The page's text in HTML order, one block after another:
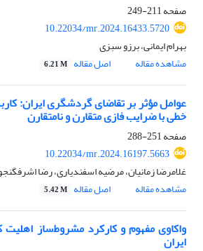
صفحه211-249
10.22034/mr.2024.16433.5720
بهرام ایمانی، برزو سبزی
مشاهده مقاله
اصل مقاله 6.21 M
عوامل مؤثر بر تقاضای گردشگری ایران:
خطی با ضرایب فازی متقارن و نامتقارن
صفحه251-288
10.22034/mr.2024.16197.5663
غلامرضا زمانیان، مرضیه اسفندیاری، رضا
مشاهده مقاله
اصل مقاله 5.42 M
واکاوی مفهوم و کارکرد مشروط‌ساز
ایران